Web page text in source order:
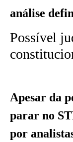
análise
Possível
Apesar da
parar no
por